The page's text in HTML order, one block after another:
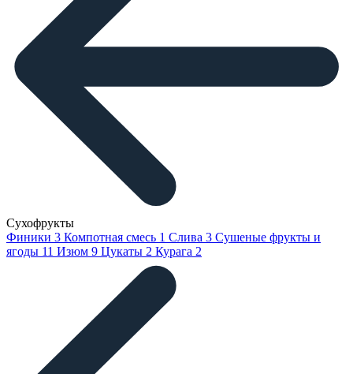
Сухофрукты
Финики 3 Компотная смесь 1 Слива 3 Сушеные фрукты и
ягоды 11 Изюм 9 Цукаты 2 Курага 2